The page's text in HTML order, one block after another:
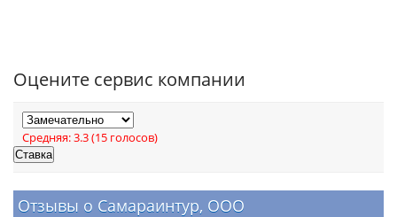
Оцените сервис компании
Средняя:3.3(15 голосов)
Отзывы о Самараинтур, ООО